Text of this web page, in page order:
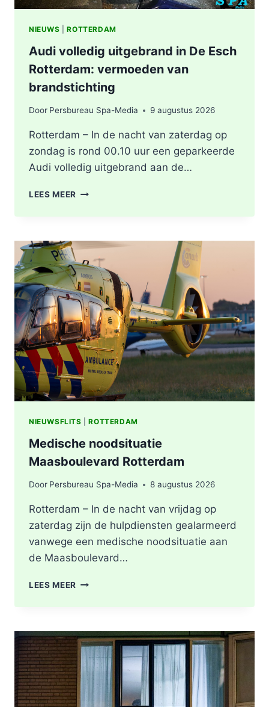
NIEUWS |ROTTERDAM
Audi volledig uitgebrand in De Esch
Rotterdam: vermoeden van
brandstichting
Door Persbureau Spa-Media 9 augustus 2026
Rotterdam – In de nacht van zaterdag op
zondag is rond 00.10 uur een geparkeerde
Audi volledig uitgebrand aan de…
LEES MEER AUDI
DE
ROTTERDAM:
VERMOEDEN
VAN
BRANDSTICHTING
NIEUWSFLITS |ROTTERDAM
Medische noodsituatie
Maasboulevard Rotterdam
Door Persbureau Spa-Media 8 augustus 2026
Rotterdam – In de nacht van vrijdag op
zaterdag zijn de hulpdiensten gealarmeerd
vanwege een medische noodsituatie aan
de Maasboulevard…
LEES MEER MEDISCHE